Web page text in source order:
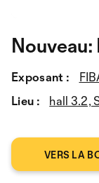
Exposant :
Lieu :
hall 3.2,
VERS LA